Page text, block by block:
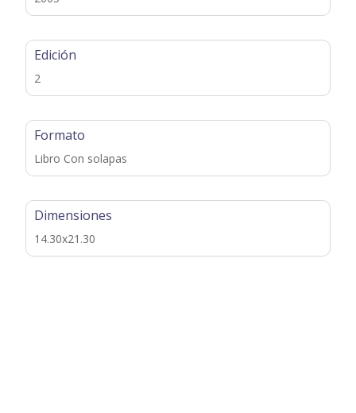
Edición
2
Formato
Libro Con solapas
Dimensiones
14.30x21.30